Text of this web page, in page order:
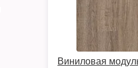
Виниловая